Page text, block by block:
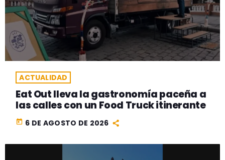
ACTUALIDAD
Eat Out lleva la gastronomía paceña a
las calles con un Food Truck itinerante
today 6 DE AGOSTO DE 2026